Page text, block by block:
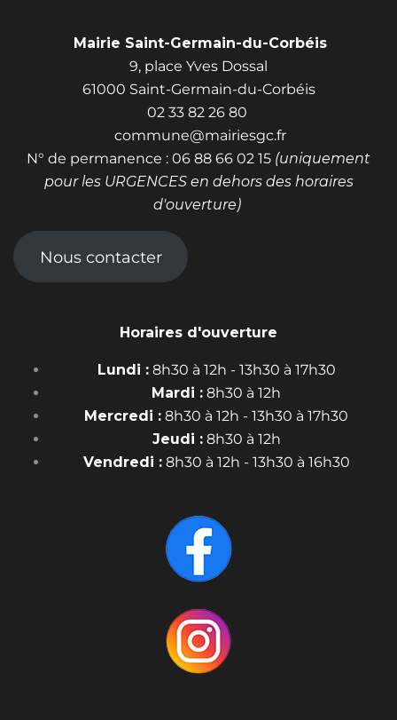
Mairie Saint-Germain-du-Corbéis
9, place Yves Dossal
61000 Saint-Germain-du-Corbéis
02 33 82 26 80
commune@mairiesgc.fr
N° de permanence : 06 88 66 02 15 (uniquement
pour les URGENCES en dehors des horaires
d'ouverture)
Nous contacter
Horaires d'ouverture
Lundi :8h30 à 12h - 13h30 à 17h30
Mardi : 8h30 à 12h
Mercredi : 8h30 à 12h - 13h30 à 17h30
Jeudi :8h30 à 12h
Vendredi :8h30 à 12h - 13h30 à 16h30